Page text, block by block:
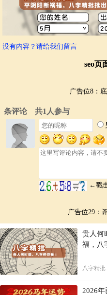
没有内容？请给我们留言
seo页
广告位8：
广告位29：
贵人何
福，八
八字精批
2026